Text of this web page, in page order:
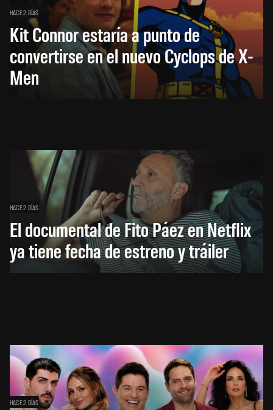
HACE 2 DÍAS
Kit Connor estaría a punto de
convertirse en el nuevo Cyclops de X-
Men
HACE 2 DÍAS
El documental de Fito Páez en Netflix
ya tiene fecha de estreno y tráiler
HACE 2 DÍAS